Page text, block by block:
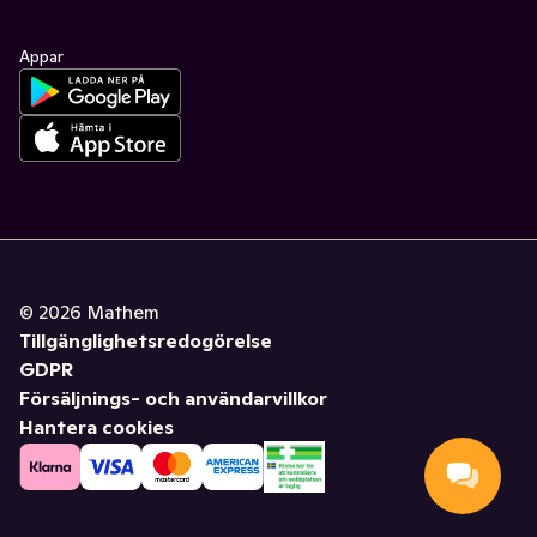
Appar
© 2026 Mathem
Tillgänglighetsredogörelse
GDPR
Försäljnings- och användarvillkor
Hantera cookies